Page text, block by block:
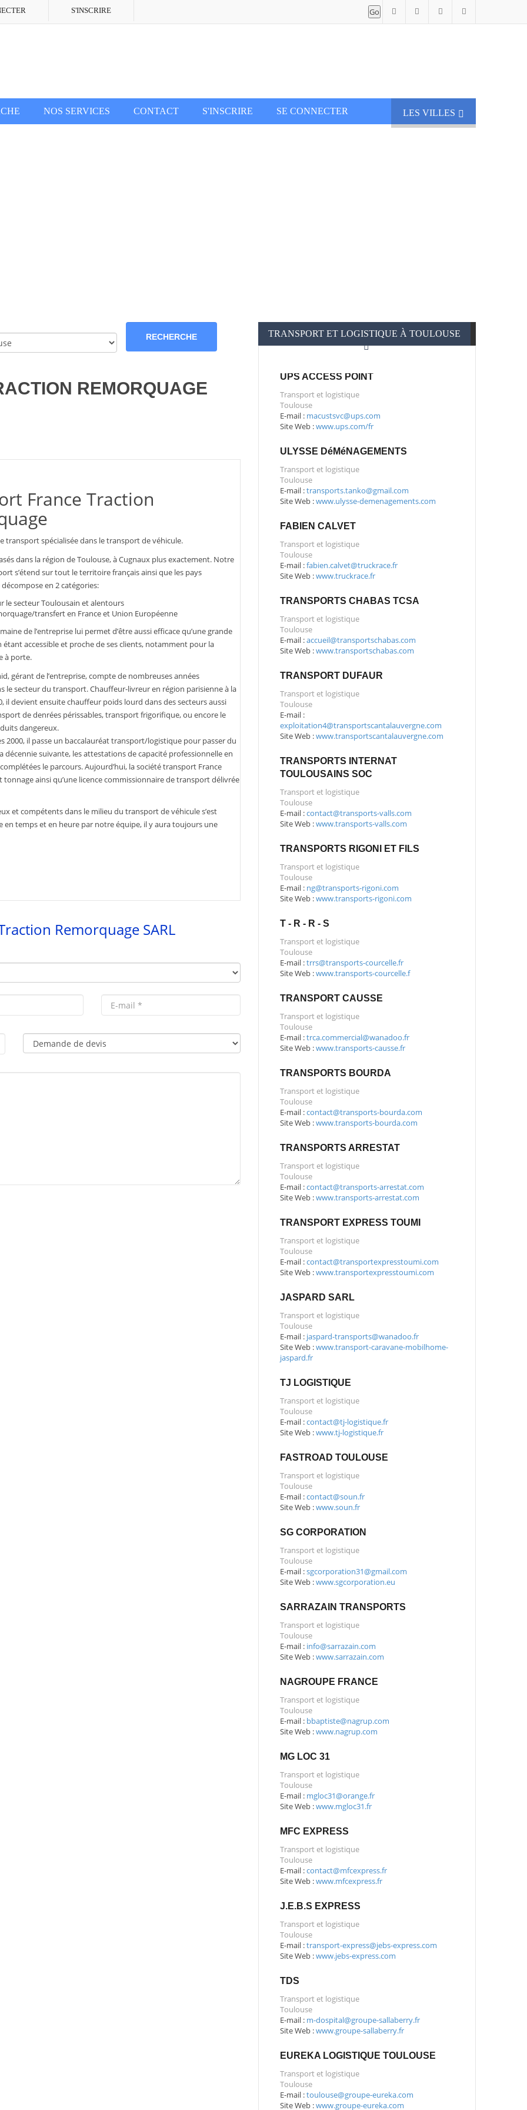
S'INSCRIRE
NOS SERVICES CONTACT S'INSCRIRE SE CONNECTER LES VILLES
REMORQUAGE
France Traction
transport spécialisée dans le transport de véhicule.
dans la région de Toulouse, à Cugnaux plus exactement. Notre
s’étend sur tout le territoire français ainsi que les pays
en 2 catégories:
le secteur Toulousain et alentours
transfert en France et Union Européenne
de l’entreprise lui permet d’être aussi efficace qu’une grande
accessible et proche de ses clients, notamment pour la
à porte.
gérant de l’entreprise, compte de nombreuses années
le secteur du transport. Chauffeur-livreur en région parisienne à la
il devient ensuite chauffeur poids lourd dans des secteurs aussi
de denrées périssables, transport frigorifique, ou encore le
dangereux.
2000, il passe un baccalauréat transport/logistique pour passer du
suivante, les attestations de capacité professionnelle en
le parcours. Aujourd’hui, la société transport France
ainsi qu’une licence commissionnaire de transport délivrée
et compétents dans le milieu du transport de véhicule s’est
temps et en heure par notre équipe, il y aura toujours une
Remorquage SARL
TRANSPORT ET LOGISTIQUE À TOULOUSE
UPS ACCESS POINT
Transport et logistique
Toulouse
E-mail : macustsvc@ups.com
Site Web :www.ups.com/fr
ULYSSE DéMéNAGEMENTS
Transport et logistique
Toulouse
E-mail :transports.tanko@gmail.com
Site Web :www.ulysse-demenagements.com
FABIEN CALVET
Transport et logistique
Toulouse
E-mail :fabien.calvet@truckrace.fr
Site Web :www.truckrace.fr
TRANSPORTS CHABAS TCSA
Transport et logistique
Toulouse
E-mail :accueil@transportschabas.com
Site Web :www.transportschabas.com
TRANSPORT DUFAUR
Transport et logistique
Toulouse
E-mail :
exploitation4@transportscantalauvergne.com
Site Web :www.transportscantalauvergne.com
TRANSPORTS INTERNAT
TOULOUSAINS SOC
Transport et logistique
Toulouse
E-mail :contact@transports-valls.com
Site Web :www.transports-valls.com
TRANSPORTS RIGONI ET FILS
Transport et logistique
Toulouse
E-mail : ng@transports-rigoni.com
Site Web :www.transports-rigoni.com
T - R - R - S
Transport et logistique
Toulouse
E-mail :trrs@transports-courcelle.fr
Site Web :www.transports-courcelle.f
TRANSPORT CAUSSE
Transport et logistique
Toulouse
E-mail :trca.commercial@wanadoo.fr
Site Web :www.transports-causse.fr
TRANSPORTS BOURDA
Transport et logistique
Toulouse
E-mail :contact@transports-bourda.com
Site Web :www.transports-bourda.com
TRANSPORTS ARRESTAT
Transport et logistique
Toulouse
E-mail :contact@transports-arrestat.com
Site Web :www.transports-arrestat.com
TRANSPORT EXPRESS TOUMI
Transport et logistique
Toulouse
E-mail :contact@transportexpresstoumi.com
Site Web :www.transportexpresstoumi.com
JASPARD SARL
Transport et logistique
Toulouse
E-mail : jaspard-transports@wanadoo.fr
Site Web :www.transport-caravane-mobilhome-
jaspard.fr
TJ LOGISTIQUE
Transport et logistique
Toulouse
E-mail :contact@tj-logistique.fr
Site Web :www.tj-logistique.fr
FASTROAD TOULOUSE
Transport et logistique
Toulouse
E-mail :contact@soun.fr
Site Web :www.soun.fr
SG CORPORATION
Transport et logistique
Toulouse
E-mail :sgcorporation31@gmail.com
Site Web :www.sgcorporation.eu
SARRAZAIN TRANSPORTS
Transport et logistique
Toulouse
E-mail : info@sarrazain.com
Site Web :www.sarrazain.com
NAGROUPE FRANCE
Transport et logistique
Toulouse
E-mail : bbaptiste@nagrup.com
Site Web :www.nagrup.com
MG LOC 31
Transport et logistique
Toulouse
E-mail : mgloc31@orange.fr
Site Web :www.mgloc31.fr
MFC EXPRESS
Transport et logistique
Toulouse
E-mail :contact@mfcexpress.fr
Site Web :www.mfcexpress.fr
J.E.B.S EXPRESS
Transport et logistique
Toulouse
E-mail :transport-express@jebs-express.com
Site Web :www.jebs-express.com
TDS
Transport et logistique
Toulouse
E-mail : m-dospital@groupe-sallaberry.fr
Site Web :www.groupe-sallaberry.fr
EUREKA LOGISTIQUE TOULOUSE
Transport et logistique
Toulouse
E-mail :toulouse@groupe-eureka.com
Site Web :www.groupe-eureka.com